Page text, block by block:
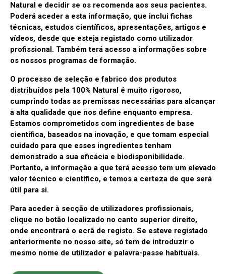
Natural e decidir se os recomenda aos seus pacientes.
Poderá aceder a esta informação, que inclui fichas
técnicas, estudos científicos, apresentações, artigos e
vídeos, desde que esteja registado como utilizador
profissional. Também terá acesso a informações sobre
os nossos programas de formação.
O processo de seleção e fabrico dos produtos
distribuídos pela 100% Natural é muito rigoroso,
cumprindo todas as premissas necessárias para alcançar
a alta qualidade que nos define enquanto empresa.
Estamos comprometidos com ingredientes de base
científica, baseados na inovação, e que tomam especial
cuidado para que esses ingredientes tenham
demonstrado a sua eficácia e biodisponibilidade.
Portanto, a informação a que terá acesso tem um elevado
valor técnico e científico, e temos a certeza de que será
útil para si.
Para aceder à secção de utilizadores profissionais,
clique no botão localizado no canto superior direito,
onde encontrará o ecrã de registo. Se esteve registado
anteriormente no nosso site, só tem de introduzir o
mesmo nome de utilizador e palavra-passe habituais.